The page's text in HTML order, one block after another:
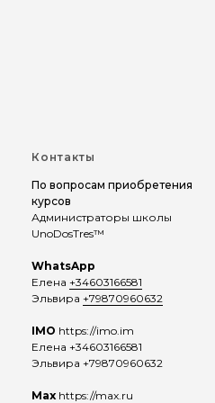
Контакты
По вопросам приобретения
курсов
Администраторы школы
UnoDosTres™
WhatsApp
Елена +34603166581
Эльвира +79870960632
IMO https://imo.im
Елена +34603166581
Эльвира +79870960632
Maxhttps://max.ru